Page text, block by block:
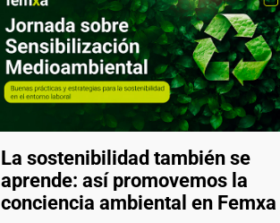
La sostenibilidad también se
aprende: así promovemos la
conciencia ambiental en Femxa